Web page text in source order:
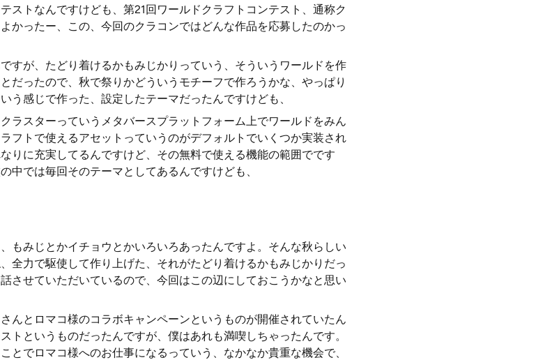
ストなんですけども、第21回ワールドクラフトコンテスト、通称ク
かったー、この、今回のクラコンではどんな作品を応募したのかっ
すが、たどり着けるかもみじかりっていう、そういうワールドを作
だったので、秋で祭りかどういうモチーフで作ろうかな、やっぱり
う感じで作った、設定したテーマだったんですけども、
ラスターっていうメタバースプラットフォーム上でワールドをみん
フトで使えるアセットっていうのがデフォルトでいくつか実装され
りに充実してるんですけど、その無料で使える機能の範囲でです
中では毎回そのテーマとしてあるんですけども、
もみじとかイチョウとかいろいろあったんですよ。そんな秋らしい
全力で駆使して作り上げた、それがたどり着けるかもみじかりだっ
させていただいているので、今回はこの辺にしておこうかなと思い
んとロマコ様のコラボキャンペーンというものが開催されていたん
トというものだったんですが、僕はあれも満喫しちゃったんです。
とでロマコ様へのお仕事になるっていう、なかなか貴重な機会で、